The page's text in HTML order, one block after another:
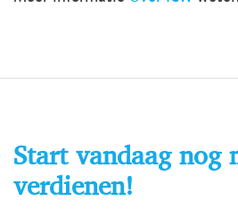
Start vandaag
verdienen!